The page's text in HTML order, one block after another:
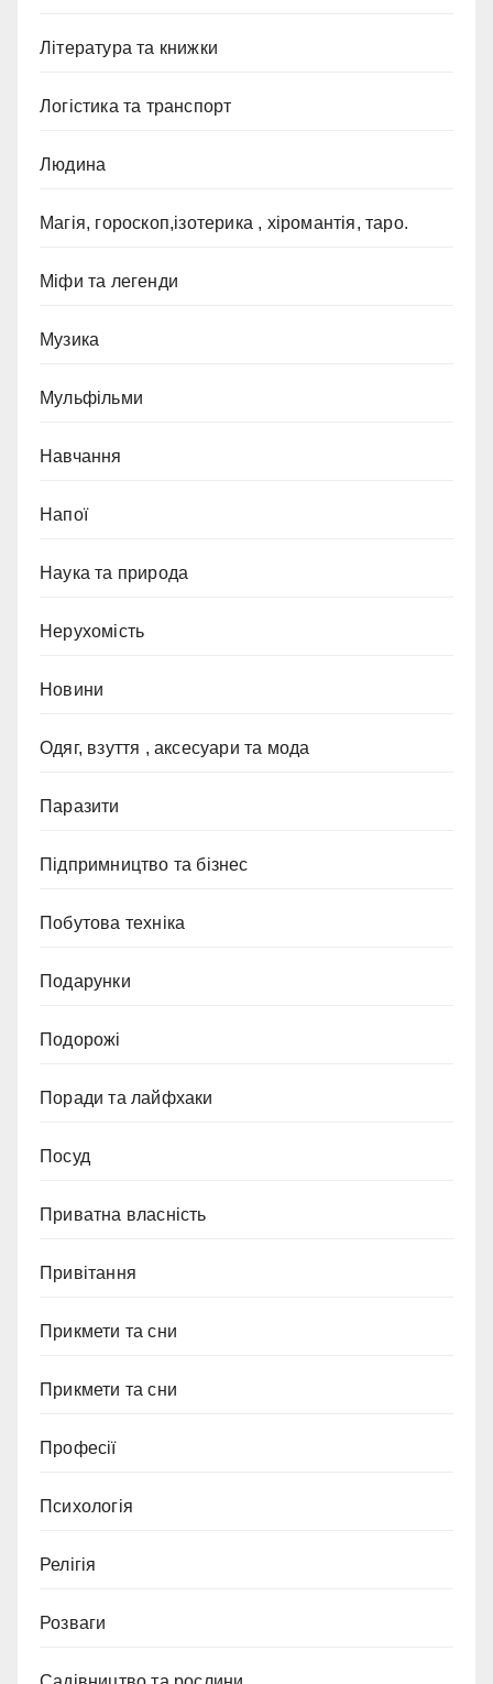
Література та книжки
Логістика та транспорт
Людина
Магія, гороскоп,ізотерика , хіромантія, таро.
Міфи та легенди
Музика
Мульфільми
Навчання
Напої
Наука та природа
Нерухомість
Новини
Одяг, взуття , аксесуари та мода
Паразити
Підпримництво та бізнес
Побутова техніка
Подарунки
Подорожі
Поради та лайфхаки
Посуд
Приватна власність
Привітання
Прикмети та сни
Прикмети та сни
Професії
Психологія
Релігія
Розваги